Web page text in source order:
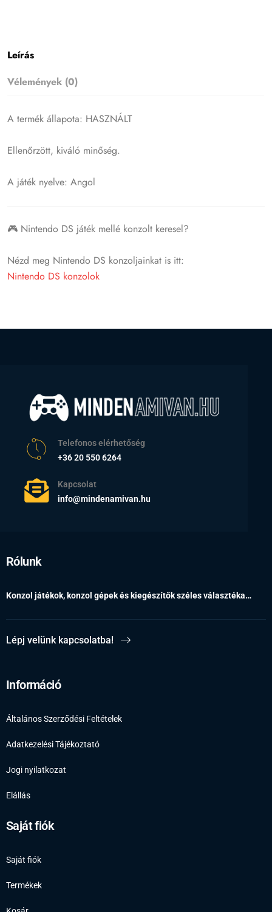
Leírás
Vélemények (0)
A termék állapota: HASZNÁLT
Ellenőrzött, kiváló minőség.
A játék nyelve: Angol
🎮 Nintendo DS játék mellé konzolt keresel?
Nézd meg Nintendo DS konzoljainkat is itt:
Nintendo DS konzolok
Telefonos elérhetőség
+36 20 550 6264
Kapcsolat
info@mindenamivan.hu
Rólunk
Konzol játékok, konzol gépek és kiegészítők széles választéka…
Lépj velünk kapcsolatba!
Információ
Általános Szerződési Feltételek
Adatkezelési Tájékoztató
Jogi nyilatkozat
Elállás
Saját fiók
Saját fiók
Termékek